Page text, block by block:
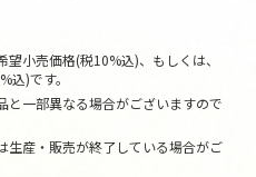
小売価格(税10%込)、もしくは、
込)です。
一部異なる場合がございますので
産・販売が終了している場合がご